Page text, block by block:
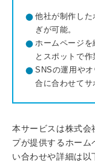
他社が制作し
ぎが可能。
ホームページ
とスポットで作
SNSの運用や
合に合わせてサ
本サービスは株式会
プが提供するホーム
い合わせや詳細は